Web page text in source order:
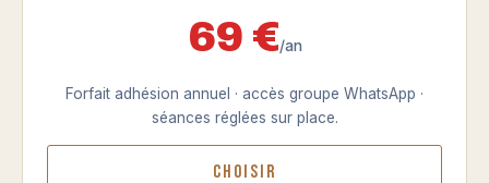
69 €/an
Forfait adhésion annuel · accès groupe WhatsApp ·
séances réglées sur place.
Choisir